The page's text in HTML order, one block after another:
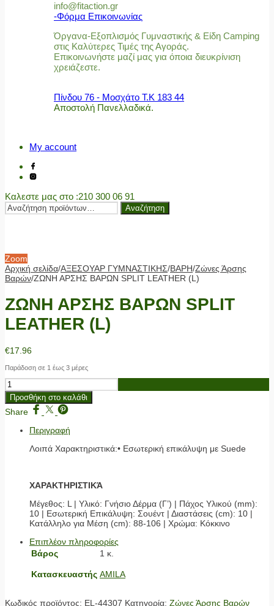
info@fitaction.gr
-Φόρμα Επικοινωνίας
Όργανα-Εξοπλισμός Γυμναστικής & Είδη Camping
στις Καλύτερες Τιμές της Αγοράς.
Επικοινωνήστε μαζί μας για όποια διευκρίνιση
χρειάζεστε.
Πίνδου 76 - Μοσχάτο Τ.Κ 183 44
Αποστολή Πανελλαδικά.
My account
Καλεστε μας στο :210 300 06 91
Αναζήτηση
για:
Αναζήτηση
Zoom
Αρχική σελίδα/ΑΞΕΣΟΥΑΡ ΓΥΜΝΑΣΤΙΚΗΣ/ΒΑΡΗ/Ζώνες Άρσης
Βαρών/ΖΩΝΗ ΑΡΣΗΣ ΒΑΡΩΝ SPLIT LEATHER (L)
ΖΩΝΗ ΑΡΣΗΣ ΒΑΡΩΝ SPLIT
LEATHER (L)
€17.96
Παράδοση σε 1 έως 3 μέρες
ΖΩΝΗ
ΑΡΣΗΣ
ΒΑΡΩΝ
SPLIT
Προσθήκη στο καλάθι
Share
Περιγραφή
Λοιπά Χαρακτηριστικά:• Εσωτερική επικάλυψη με Suede
ΧΑΡΑΚΤΗΡΙΣΤΙΚΆ
Μέγεθος: L | Υλικό: Γνήσιο Δέρμα (Γ’) | Πάχος Υλικού (mm):
10 | Εσωτερική Επικάλυψη: Σουέντ | Διαστάσεις (cm): 10 |
Κατάλληλο για Μέση (cm): 88-106 | Χρώμα: Κόκκινο
Επιπλέον πληροφορίες
Βάρος
1 κ.
Κατασκευαστής AMILA
Κωδικός προϊόντος: EL-44307 Κατηγορία: Ζώνες Άρσης Βαρών